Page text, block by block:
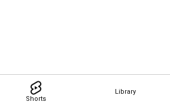
Shorts
Library